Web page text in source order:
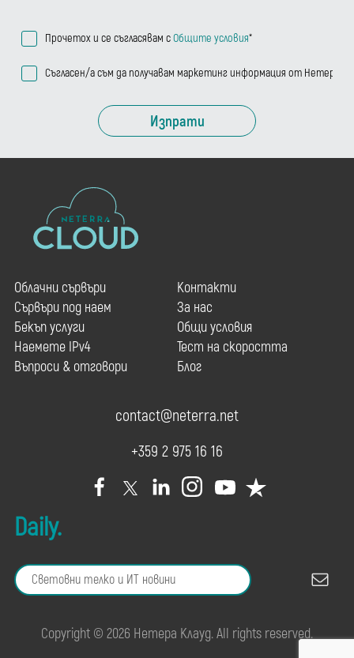
Прочетох и се съгласявам сОбщите условия*
Съгласен/а съм да получавам маркетинг информация от Нетера
Изпрати
Облачни сървъри
Сървъри под наем
Бекъп услуги
Наемете IPv4
Въпроси & отговори
Контакти
За нас
Общи условия
Тест на скоростта
Блог
contact@neterra.net
+359 2 975 16 16
Daily.
Copyright © 2026 Нетера Клауд. All rights reserved.